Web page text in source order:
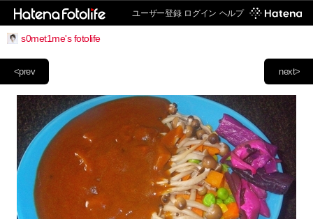
ユーザー登録 ログイン ヘルプ
s0met1me's fotolife
next>
<prev